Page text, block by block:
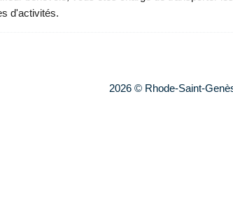
d'activités.
2026 © Rhode-Saint-